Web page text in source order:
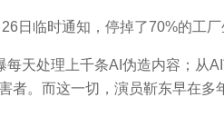
临时通知，停掉了70%的工厂
处理上千条AI伪造内容；从
者。而这一切，演员靳东早在多